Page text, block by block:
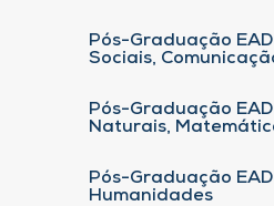
Pós-Graduação
Sociais,
Pós-Graduação
Naturais,
Pós-Graduação
Humanidades